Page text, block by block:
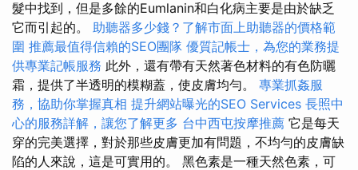
髮中找到，但是多餘的Eumlanin和白化病主要是由於缺乏
它而引起的。 助聽器多少錢？了解市面上助聽器的價格範
圍 推薦最值得信賴的SEO團隊 優質記帳士，為您的業務提
供專業記帳服務 此外，還有帶有天然著色材料的有色防曬
霜，提供了半透明的模糊蓋，使皮膚均勻。 專業抓姦服
務，協助你掌握真相 提升網站曝光的SEO Services 長照中
心的服務詳解，讓您了解更多 台中西屯按摩推薦 它是每天
穿的完美選擇，對於那些皮膚更加有問題，不均勻的皮膚缺
陷的人來說，這是可實用的。 黑色素是一種天然色素，可